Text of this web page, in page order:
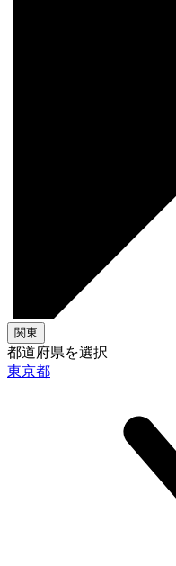
関東
都道府県を選択
東京都